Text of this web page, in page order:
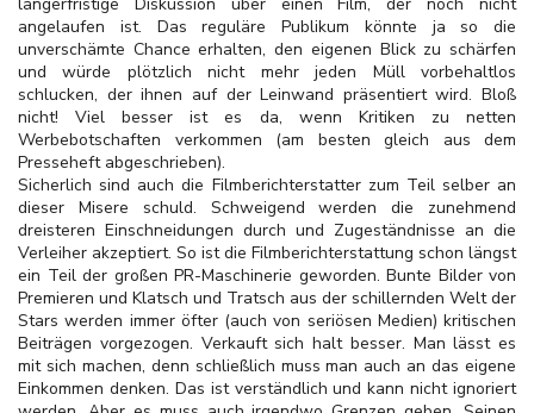
angelaufen ist. Das reguläre Publikum könnte ja so die
unverschämte Chance erhalten, den eigenen Blick zu schärfen
und würde plötzlich nicht mehr jeden Müll vorbehaltlos
schlucken, der ihnen auf der Leinwand präsentiert wird. Bloß
nicht! Viel besser ist es da, wenn Kritiken zu netten
Werbebotschaften verkommen (am besten gleich aus dem
Presseheft abgeschrieben).
Sicherlich sind auch die Filmberichterstatter zum Teil selber an
dieser Misere schuld. Schweigend werden die zunehmend
dreisteren Einschneidungen durch und Zugeständnisse an die
Verleiher akzeptiert. So ist die Filmberichterstattung schon längst
ein Teil der großen PR-Maschinerie geworden. Bunte Bilder von
Premieren und Klatsch und Tratsch aus der schillernden Welt der
Stars werden immer öfter (auch von seriösen Medien) kritischen
Beiträgen vorgezogen. Verkauft sich halt besser. Man lässt es
mit sich machen, denn schließlich muss man auch an das eigene
Einkommen denken. Das ist verständlich und kann nicht ignoriert